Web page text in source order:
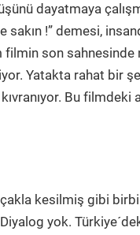
dayatmaya
sakın !” demesi,
son sahnesinde
Yatakta rahat bir
Bu filmdeki
kesilmiş gibi
yok.